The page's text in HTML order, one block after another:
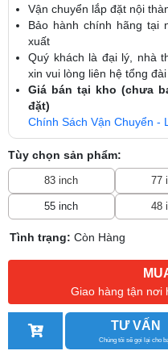
Vận chuyển lắp đặt nội
Bảo hành chính hãng tại
xuất
Quý khách là đại lý, nhà
xin vui lòng liên hệ tổng
Giá bán tại kho (chưa
đặt)
Chính Sách Vận Chuyển
Tùy chọn sản phẩm:
83 inch 77
55 inch 48
Tình trạng:Còn Hàng
Giao hàng tận nơi
TƯ VẤN
Chúng tôi sẽ gọi lại cho